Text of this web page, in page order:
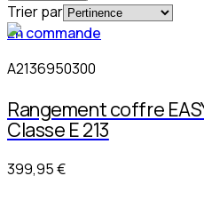
Trier par
En commande
A2136950300
Rangement coffre
Classe E 213
399,95 €